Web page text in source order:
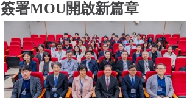
簽署MOU開啟新篇章